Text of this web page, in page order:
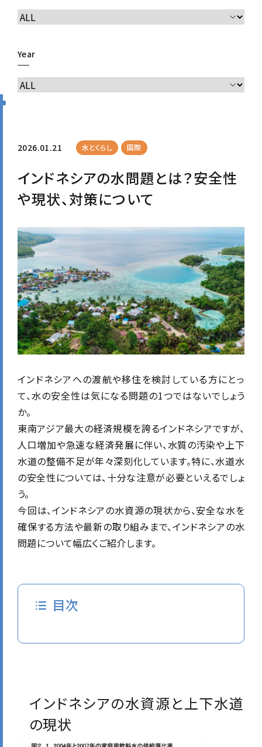
Year
2026.01.21 水とくらし 国際
インドネシアの水問題とは？安全性
や現状、対策について
インドネシアへの渡航や移住を検討している方にとっ
て、水の安全性は気になる問題の1つではないでしょう
か。
東南アジア最大の経済規模を誇るインドネシアですが、
人口増加や急速な経済発展に伴い、水質の汚染や上下
水道の整備不足が年々深刻化しています。特に、水道水
の安全性については、十分な注意が必要といえるでしょ
う。
今回は、インドネシアの水資源の現状から、安全な水を
確保する方法や最新の取り組みまで、インドネシアの水
問題について幅広くご紹介します。
目次
インドネシアの水資源と上下水道
の現状